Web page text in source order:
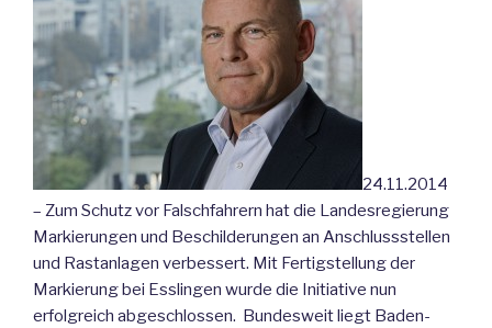
24.11.2014
– Zum Schutz vor Falschfahrern hat die Landesregierung
Markierungen und Beschilderungen an Anschlussstellen
und Rastanlagen verbessert. Mit Fertigstellung der
Markierung bei Esslingen wurde die Initiative nun
erfolgreich abgeschlossen. Bundesweit liegt Baden-